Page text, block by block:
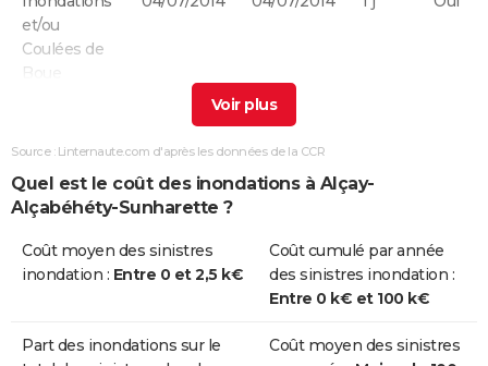
et/ou
Coulées de
Boue
et/ou
Boue
24/01/2009 27/01/2009
Mécaniques
liés à l'action
Inondations 08/09/2003 09/09/2003 2 j Oui
Source : Linternaute.com d'après les données de la CCR
Quel est le coût des inondations à Alçay-
Alçabéhéty-Sunharette ?
Coût moyen des sinistres
inondation : Entre 0 et 2,5 k€
Coût cumulé par année
des sinistres inondation :
Entre 0 k€ et 100 k€
Part des inondations sur le
Coût moyen des sinistres